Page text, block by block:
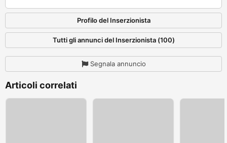
Profilo del Inserzionista
Tutti gli annunci del Inserzionista (100)
Segnala annuncio
Articoli correlati